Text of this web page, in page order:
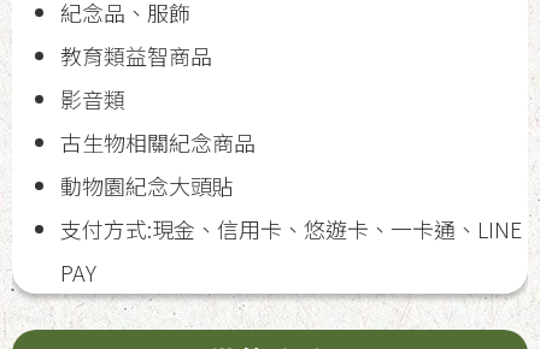
紀念品、服飾
教育類益智商品
影音類
古生物相關紀念商品
動物園紀念大頭貼
支付方式:現金、信用卡、悠遊卡、一卡通、LINE
PAY